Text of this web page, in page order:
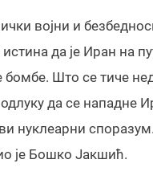
војни и
да је Иран на
бомбе. Што се тиче
да се нападне
нуклеарни
је Бошко Јакшић.